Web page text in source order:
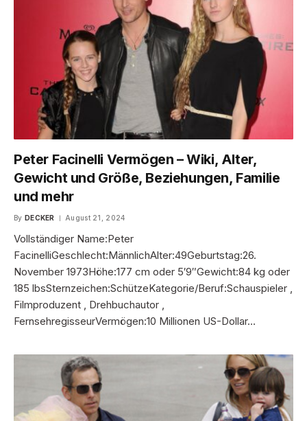
Peter Facinelli Vermögen – Wiki, Alter,
Gewicht und Größe, Beziehungen, Familie
und mehr
By DECKER August 21, 2024
Vollständiger Name:Peter
FacinelliGeschlecht:MännlichAlter:49Geburtstag:26.
November 1973Höhe:177 cm oder 5′9″Gewicht:84 kg oder
185 lbsSternzeichen:SchützeKategorie/Beruf:Schauspieler ,
Filmproduzent , Drehbuchautor ,
FernsehregisseurVermögen:10 Millionen US-Dollar…